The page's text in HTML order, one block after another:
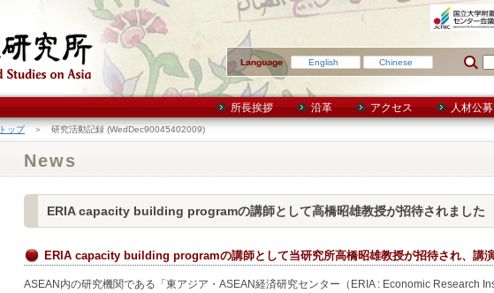
English Chinese
所長挨拶 沿革 アクセス 人材公募
トップ＞ 研究活動記録 (WedDec90045402009)
News
ERIA capacity building programの講師として高橋昭雄教授が招待されました
ERIA capacity building programの講師として当研究所高橋昭雄教授が招待され、講演
ASEAN内の研究機関である「東アジア・ASEAN経済研究センター（ERIA : Economic Research